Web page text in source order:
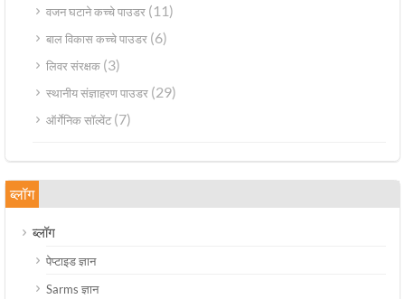
वजन घटाने कच्चे पाउडर (11)
बाल विकास कच्चे पाउडर (6)
लिवर संरक्षक (3)
स्थानीय संज्ञाहरण पाउडर (29)
ऑर्गेनिक सॉल्वेंट(7)
ब्लॉग
ब्लॉग
पेप्टाइड ज्ञान
Sarms ज्ञान